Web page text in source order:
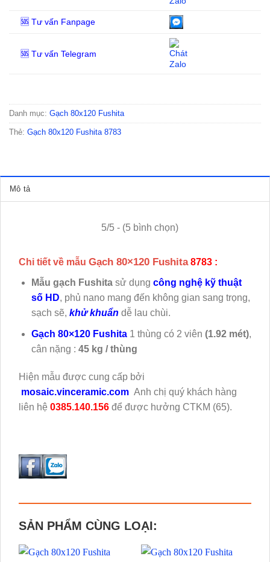
🆘 Tư vấn Fanpage
🆘 Tư vấn Telegram
Danh mục: Gạch 80x120 Fushita
Thẻ: Gạch 80x120 Fushita 8783
Mô tả
5/5 - (5 bình chọn)
Chi tiết về mẫu Gạch 80×120 Fushita8783 :
Mẫu gạch Fushitasử dụng công nghệ kỹ thuật
số HD, phủ nano mang đến không gian sang trọng,
sạch sẽ, khử khuẩn dễ lau chùi.
Gạch 80×120 Fushita 1 thùng có 2 viên (1.92 mét),
cân nặng : 45 kg / thùng
Hiện mẫu được cung cấp bởi
mosaic.vinceramic.com Anh chị quý khách hàng
liên hệ 0385.140.156 để được hưởng CTKM (65).
SẢN PHẨM CÙNG LOẠI: